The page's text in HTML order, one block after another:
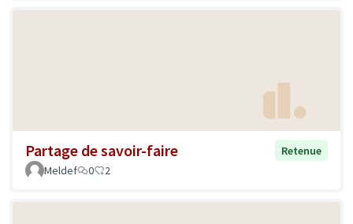
Partage de savoir-faire
Retenue
Meldef
0 2